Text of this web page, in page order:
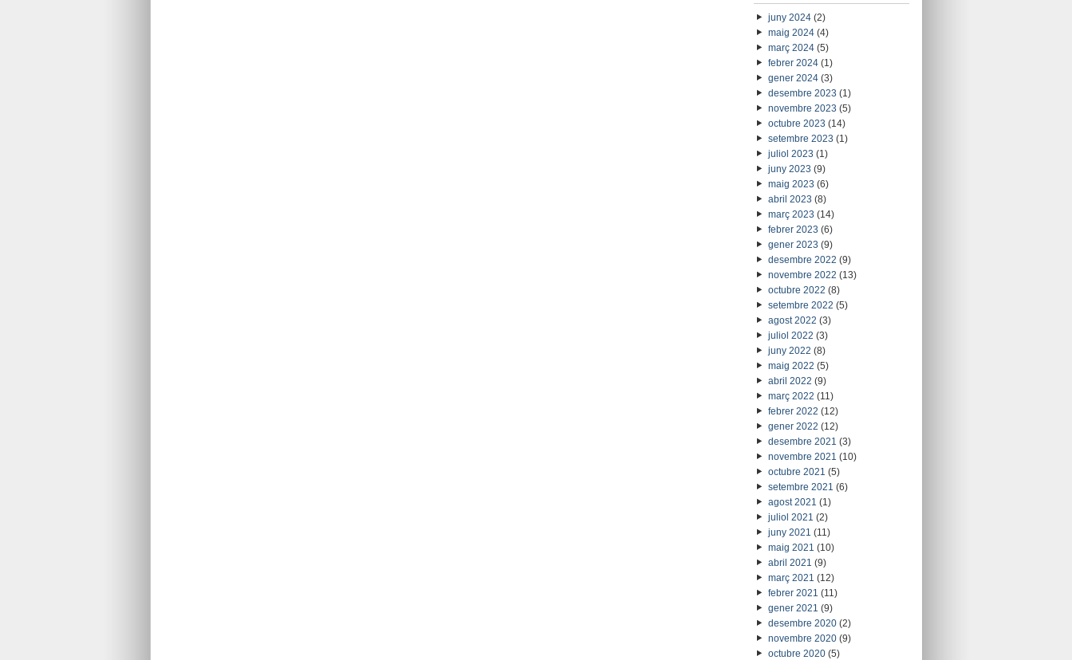
juny 2024(2)
maig 2024(4)
març 2024(5)
febrer 2024(1)
gener 2024(3)
desembre 2023 (1)
novembre 2023 (5)
octubre 2023 (14)
setembre 2023 (1)
juliol 2023 (1)
juny 2023 (9)
maig 2023 (6)
abril 2023 (8)
març 2023 (14)
febrer 2023 (6)
gener 2023 (9)
desembre 2022 (9)
novembre 2022 (13)
octubre 2022 (8)
setembre 2022 (5)
agost 2022 (3)
juliol 2022 (3)
juny 2022 (8)
maig 2022 (5)
abril 2022 (9)
març 2022 (11)
febrer 2022 (12)
gener 2022 (12)
desembre 2021 (3)
novembre 2021 (10)
octubre 2021 (5)
setembre 2021 (6)
agost 2021 (1)
juliol 2021 (2)
juny 2021 (11)
maig 2021 (10)
abril 2021 (9)
març 2021 (12)
febrer 2021 (11)
gener 2021 (9)
desembre 2020(2)
novembre 2020(9)
octubre 2020(5)